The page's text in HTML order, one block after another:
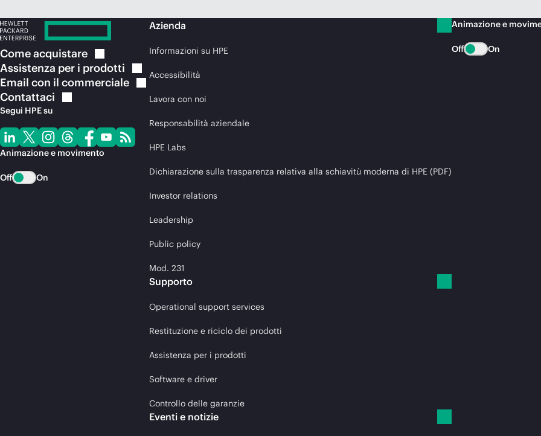
Comeacquistare
Assistenza per i prodotti
Email con il commerciale
Contattaci
Segui HPE su
Animazione e movimento
Off On
Azienda
Informazioni su HPE
Accessibilità
Lavora con noi
Responsabilità aziendale
HPE Labs
Dichiarazione sulla trasparenza relativa alla schiavitù moderna di HPE (PDF)
Investor relations
Leadership
Public policy
Mod. 231
Supporto
Operational support services
Restituzione e riciclo dei prodotti
Assistenza per i prodotti
Software e driver
Controllo delle garanzie
Eventi e notizie
Animazione e
Off On